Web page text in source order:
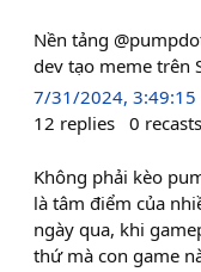
Nền tảng
dev tạo meme trên
7/31/2024, 3:49:15
12 replies 0 recasts
Không phải kèo
là tâm điểm của
ngày qua, khi
thứ mà con game